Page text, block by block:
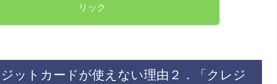
リック
ットカードが使えない理由２．「クレジ